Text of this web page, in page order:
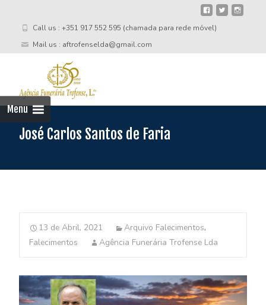
Call us : +351 917 552 595 (chamada para rede móvel)
Mail us : aftrofenselda@gmail.com
Menu
José Carlos Santos de Faria
13 de Abril, 2021 Arquivo Falecimentos,
Falecimentos
Agência Funerária Trofense Lda